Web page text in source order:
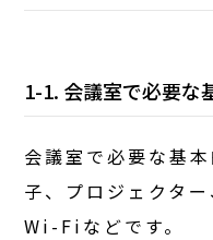
1-1. 会議室で必要な
会議室で必要な基
子、プロジェクタ
Wi-Fiなどです。